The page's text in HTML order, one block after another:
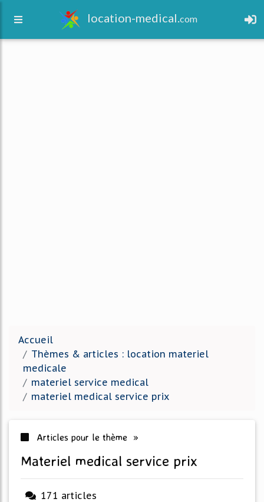
location-medical.com
Accueil
Thèmes & articles : location materiel
medicale
materiel service medical
materiel medical service prix
Articles pour le thème »
materiel medical service prix
171 articles